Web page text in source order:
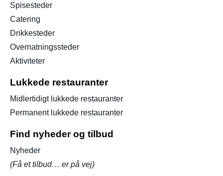
Spisesteder
Catering
Drikkesteder
Overnatningssteder
Aktiviteter
Lukkede restauranter
Midlertidigt lukkede restauranter
Permanent lukkede restauranter
Find nyheder og tilbud
Nyheder
(Få et tilbud… er på vej)